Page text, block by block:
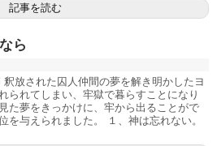
記事を読む
ら
放された囚人仲間の夢を解き明かしたヨ
られてしまい、牢獄で暮らすことになり
た夢をきっかけに、牢から出ることがで
を与えられました。 １、神は忘れない。